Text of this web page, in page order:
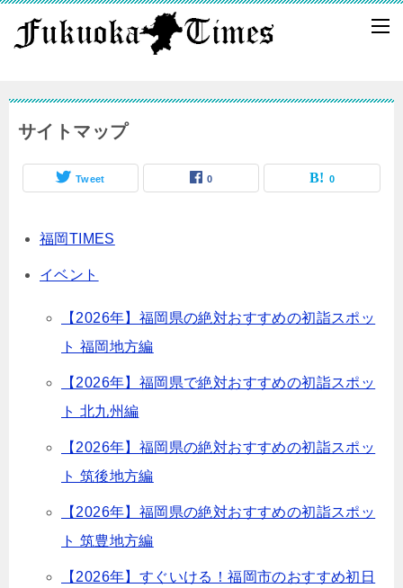
サイトマップ
Tweet 0 0
福岡TIMES
イベント
【2026年】福岡県の絶対おすすめの初詣スポッ
ト 福岡地方編
【2026年】福岡県で絶対おすすめの初詣スポッ
ト 北九州編
【2026年】福岡県の絶対おすすめの初詣スポッ
ト 筑後地方編
【2026年】福岡県の絶対おすすめの初詣スポッ
ト 筑豊地方編
【2026年】すぐいける！福岡市のおすすめ初日